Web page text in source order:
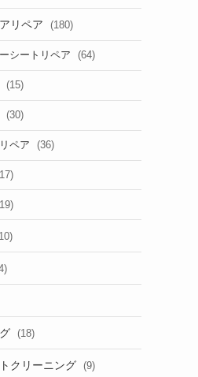
リペア (180)
シートリペア (64)
(15)
(30)
ペア (36)
(18)
クリーニング (9)